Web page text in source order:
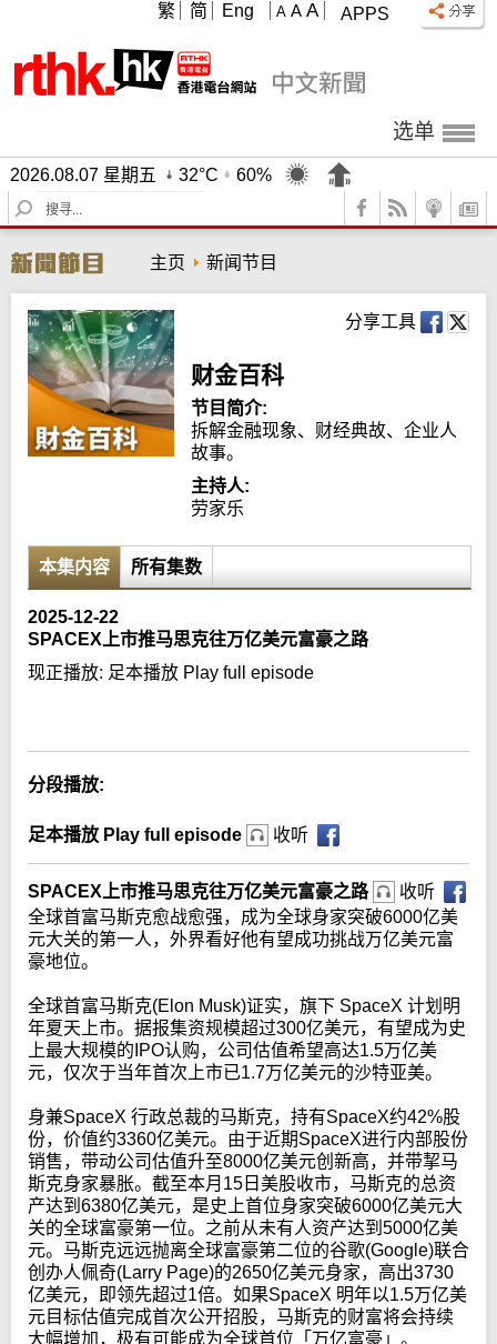
APPS
A A A
繁 简 Eng
选单
2026.08.07 星期五 32°C
60%
S
e
r
c
h
主页 新闻节目
分享工具
财金百科
节目简介:
拆解金融现象、财经典故、企业人
故事。
主持人:
劳家乐
本集内容 所有集数
2025-12-22
SPACEX上市推马思克往万亿美元富豪之路
现正播放: 足本播放 Play full episode
分段播放:
足本播放 Play full episode 收听
SPACEX上市推马思克往万亿美元富豪之路
收听
全球首富马斯克愈战愈强，成为全球身家突破6000亿美
元大关的第一人，外界看好他有望成功挑战万亿美元富
豪地位。
全球首富马斯克(Elon Musk)证实，旗下 SpaceX 计划明
年夏天上市。据报集资规模超过300亿美元，有望成为史
上最大规模的IPO认购，公司估值希望高达1.5万亿美
元，仅次于当年首次上市已1.7万亿美元的沙特亚美。
身兼SpaceX 行政总裁的马斯克，持有SpaceX约42%股
份，价值约3360亿美元。由于近期SpaceX进行内部股份
销售，带动公司估值升至8000亿美元创新高，并带挈马
斯克身家暴胀。截至本月15日美股收市，马斯克的总资
产达到6380亿美元，是史上首位身家突破6000亿美元大
关的全球富豪第一位。之前从未有人资产达到5000亿美
元。马斯克远远抛离全球富豪第二位的谷歌(Google)联合
创办人佩奇(Larry Page)的2650亿美元身家，高出3730
亿美元，即领先超过1倍。如果SpaceX 明年以1.5万亿美
元目标估值完成首次公开招股，马斯克的财富将会持续
大幅增加，极有可能成为全球首位「万亿富豪」。